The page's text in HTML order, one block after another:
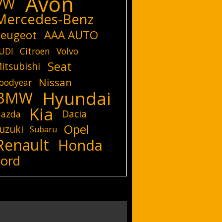
Benz
AAA AUTO
Citroen Volvo
Seat
Nissan
Hyundai
Kia
Dacia
Subaru Opel
Honda